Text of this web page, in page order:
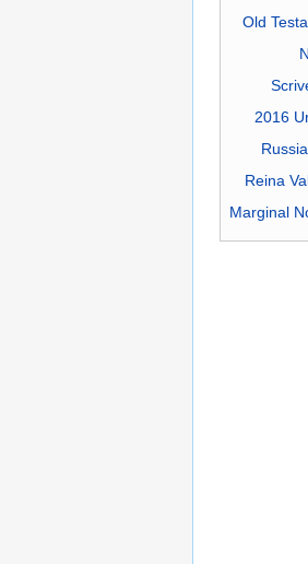
Old
2016
Reina
Marginal